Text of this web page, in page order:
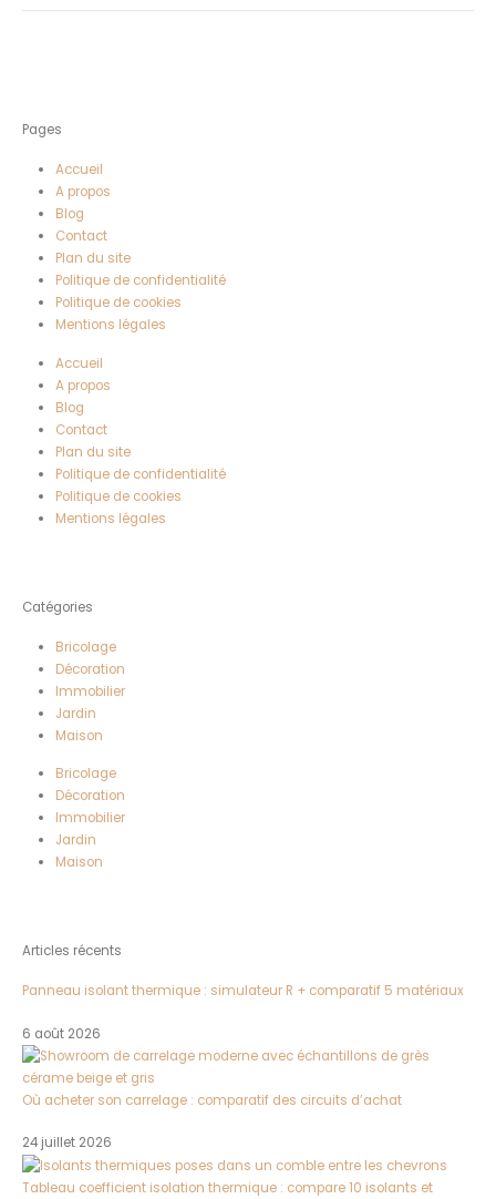
Pages
Accueil
A propos
Blog
Contact
Plan du site
Politique de confidentialité
Politique de cookies
Mentions légales
Accueil
A propos
Blog
Contact
Plan du site
Politique de confidentialité
Politique de cookies
Mentions légales
Catégories
Bricolage
Décoration
Immobilier
Jardin
Maison
Bricolage
Décoration
Immobilier
Jardin
Maison
Articles récents
Panneau isolant thermique : simulateur R + comparatif 5 matériaux
6 août 2026
Où acheter son carrelage : comparatif des circuits d’achat
24 juillet 2026
Tableau coefficient isolation thermique : compare 10 isolants et